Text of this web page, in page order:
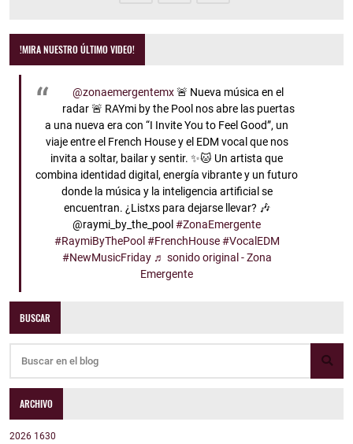
!MIRA NUESTRO ÚLTIMO VIDEO!
@zonaemergentemx🚨 Nueva música en el
radar 🚨 RAYmi by the Pool nos abre las puertas
a una nueva era con “I Invite You to Feel Good”, un
viaje entre el French House y el EDM vocal que nos
invita a soltar, bailar y sentir. ✨🐱 Un artista que
combina identidad digital, energía vibrante y un futuro
donde la música y la inteligencia artificial se
encuentran. ¿Listxs para dejarse llevar? 🎶
@raymi_by_the_pool#ZonaEmergente
#RaymiByThePool #FrenchHouse #VocalEDM
#NewMusicFriday ♬ sonido original - Zona
Emergente
BUSCAR
ARCHIVO
2026 1630